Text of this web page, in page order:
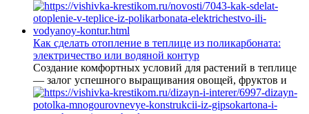
Как сделать отопление в теплице из поликарбоната:
электричество или водяной контур
Создание комфортных условий для растений в теплице
— залог успешного выращивания овощей, фруктов и